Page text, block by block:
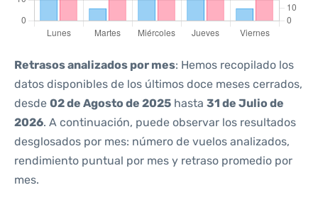
Retrasos analizados por mes: Hemos recopilado los
datos disponibles de los últimos doce meses cerrados,
desde 02 de Agosto de 2025 hasta 31 de Julio de
2026. A continuación, puede observar los resultados
desglosados por mes: número de vuelos analizados,
rendimiento puntual por mes y retraso promedio por
mes.